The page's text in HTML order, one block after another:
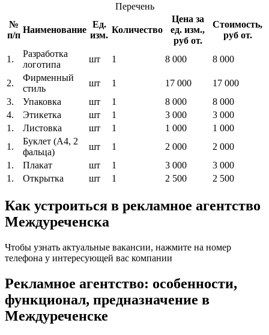
Перечень
№
п/п
Наименование
Ед.
изм.
Количество
Цена за
ед. изм.,
руб от.
Стоимость,
руб от.
1.
Разработка
логотипа
шт 1 8 000 8 000
2.
Фирменный
стиль
шт 1 17 000
17 000
3.
Упаковка шт 1 8 000
8 000
4.
Этикетка шт 1 3 000
3 000
1.
Листовка шт 1 1 000
1 000
1.
Буклет (A4, 2
фальца)
шт 1 2 000
2 000
1.
Плакат шт 1 3 000
3 000
1.
Открытка шт 1 2 500 2 500
Как устроиться в рекламное агентство
Междуреченска
Чтобы узнать актуальные вакансии, нажмите на номер
телефона у интересующей вас компании
Рекламное агентство: особенности,
функционал, предназначение в
Междуреченске